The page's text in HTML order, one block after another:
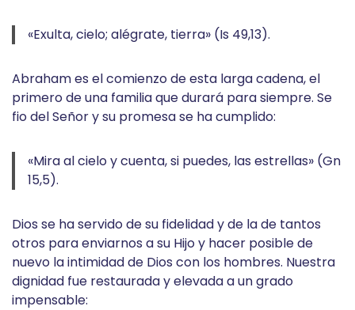
«Exulta, cielo; alégrate, tierra» (Is 49,13).
Abraham es el comienzo de esta larga cadena, el
primero de una familia que durará para siempre. Se
fio del Señor y su promesa se ha cumplido:
«Mira al cielo y cuenta, si puedes, las estrellas» (Gn
15,5).
Dios se ha servido de su fidelidad y de la de tantos
otros para enviarnos a su Hijo y hacer posible de
nuevo la intimidad de Dios con los hombres. Nuestra
dignidad fue restaurada y elevada a un grado
impensable: